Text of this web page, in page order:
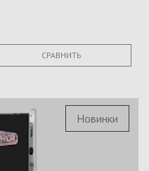
СРАВНИТЬ
Новинки